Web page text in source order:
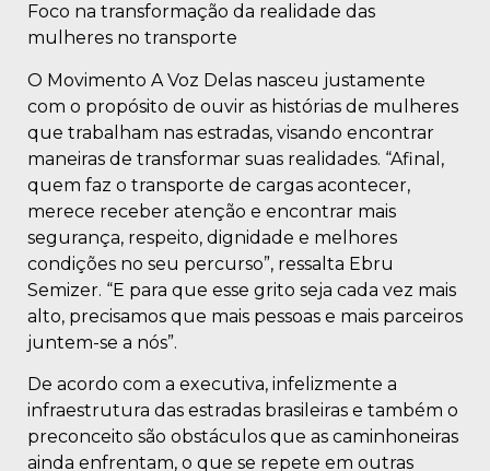
Foco na transformação da realidade das
mulheres no transporte
O Movimento A Voz Delas nasceu justamente
com o propósito de ouvir as histórias de mulheres
que trabalham nas estradas, visando encontrar
maneiras de transformar suas realidades. “Afinal,
quem faz o transporte de cargas acontecer,
merece receber atenção e encontrar mais
segurança, respeito, dignidade e melhores
condições no seu percurso”, ressalta Ebru
Semizer. “E para que esse grito seja cada vez mais
alto, precisamos que mais pessoas e mais parceiros
juntem-se a nós”.
De acordo com a executiva, infelizmente a
infraestrutura das estradas brasileiras e também o
preconceito são obstáculos que as caminhoneiras
ainda enfrentam, o que se repete em outras